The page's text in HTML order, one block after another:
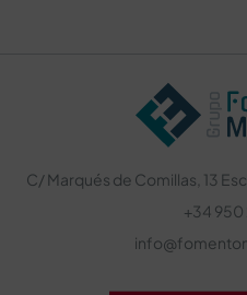
C/ Marqués de Comillas, 13
+34 950